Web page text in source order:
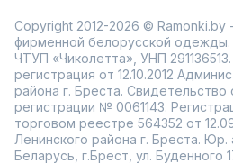
Copyright 2012-2026 © Ramonki.by
фирменной белорусской
ЧТУП «Чиколетта», УНП
регистрация от 12.10.2012
района г. Бреста. Свидетельство
регистрации № 0061143.
торговом реестре 564352 от
Ленинского района г. Бреста. Юр.
Беларусь, г.Брест, ул. Буденного